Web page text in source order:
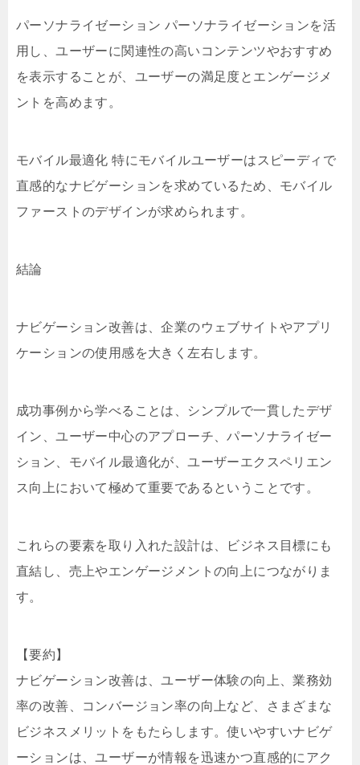
パーソナライゼーション パーソナライゼーションを活
用し、ユーザーに関連性の高いコンテンツやおすすめ
を表示することが、ユーザーの満足度とエンゲージメ
ントを高めます。
モバイル最適化 特にモバイルユーザーはスピーディで
直感的なナビゲーションを求めているため、モバイル
ファーストのデザインが求められます。
結論
ナビゲーション改善は、企業のウェブサイトやアプリ
ケーションの使用感を大きく左右します。
成功事例から学べることは、シンプルで一貫したデザ
イン、ユーザー中心のアプローチ、パーソナライゼー
ション、モバイル最適化が、ユーザーエクスペリエン
ス向上において極めて重要であるということです。
これらの要素を取り入れた設計は、ビジネス目標にも
直結し、売上やエンゲージメントの向上につながりま
す。
【要約】
ナビゲーション改善は、ユーザー体験の向上、業務効
率の改善、コンバージョン率の向上など、さまざまな
ビジネスメリットをもたらします。使いやすいナビゲ
ーションは、ユーザーが情報を迅速かつ直感的にアク